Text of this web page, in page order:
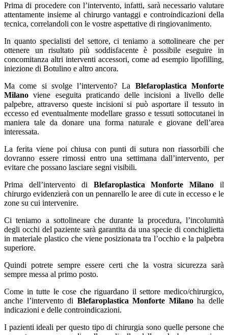
Prima di procedere con l’intervento, infatti, sarà necessario valutare
attentamente insieme al chirurgo vantaggi e controindicazioni della
tecnica, correlandoli con le vostre aspettative di ringiovanimento.
In quanto specialisti del settore, ci teniamo a sottolineare che per
ottenere un risultato più soddisfacente è possibile eseguire in
concomitanza altri interventi accessori, come ad esempio lipofilling,
iniezione di Botulino e altro ancora.
Ma come si svolge l’intervento? La Blefaroplastica Monforte
Milano viene eseguita praticando delle incisioni a livello delle
palpebre, attraverso queste incisioni si può asportare il tessuto in
eccesso ed eventualmente modellare grasso e tessuti sottocutanei in
maniera tale da donare una forma naturale e giovane dell’area
interessata.
La ferita viene poi chiusa con punti di sutura non riassorbili che
dovranno essere rimossi entro una settimana dall’intervento, per
evitare che possano lasciare segni visibili.
Prima dell’intervento di Blefaroplastica Monforte Milano il
chirurgo evidenzierà con un pennarello le aree di cute in eccesso e le
zone su cui intervenire.
Ci teniamo a sottolineare che durante la procedura, l’incolumità
degli occhi del paziente sarà garantita da una specie di conchiglietta
in materiale plastico che viene posizionata tra l’occhio e la palpebra
superiore.
Quindi potrete sempre essere certi che la vostra sicurezza sarà
sempre messa al primo posto.
Come in tutte le cose che riguardano il settore medico/chirurgico,
anche l’intervento di Blefaroplastica Monforte Milanoha delle
indicazioni e delle controindicazioni.
I pazienti ideali per questo tipo di chirurgia sono quelle persone che